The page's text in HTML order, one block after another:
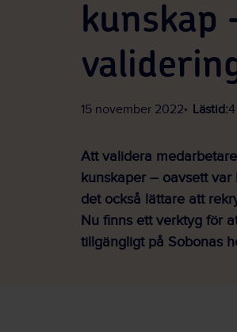
kunskap
15 november 2022 Lästid:
Att validera
kunskaper – oavsett
det också lättare att
Nu finns ett verktyg för
tillgängligt på Sobonas